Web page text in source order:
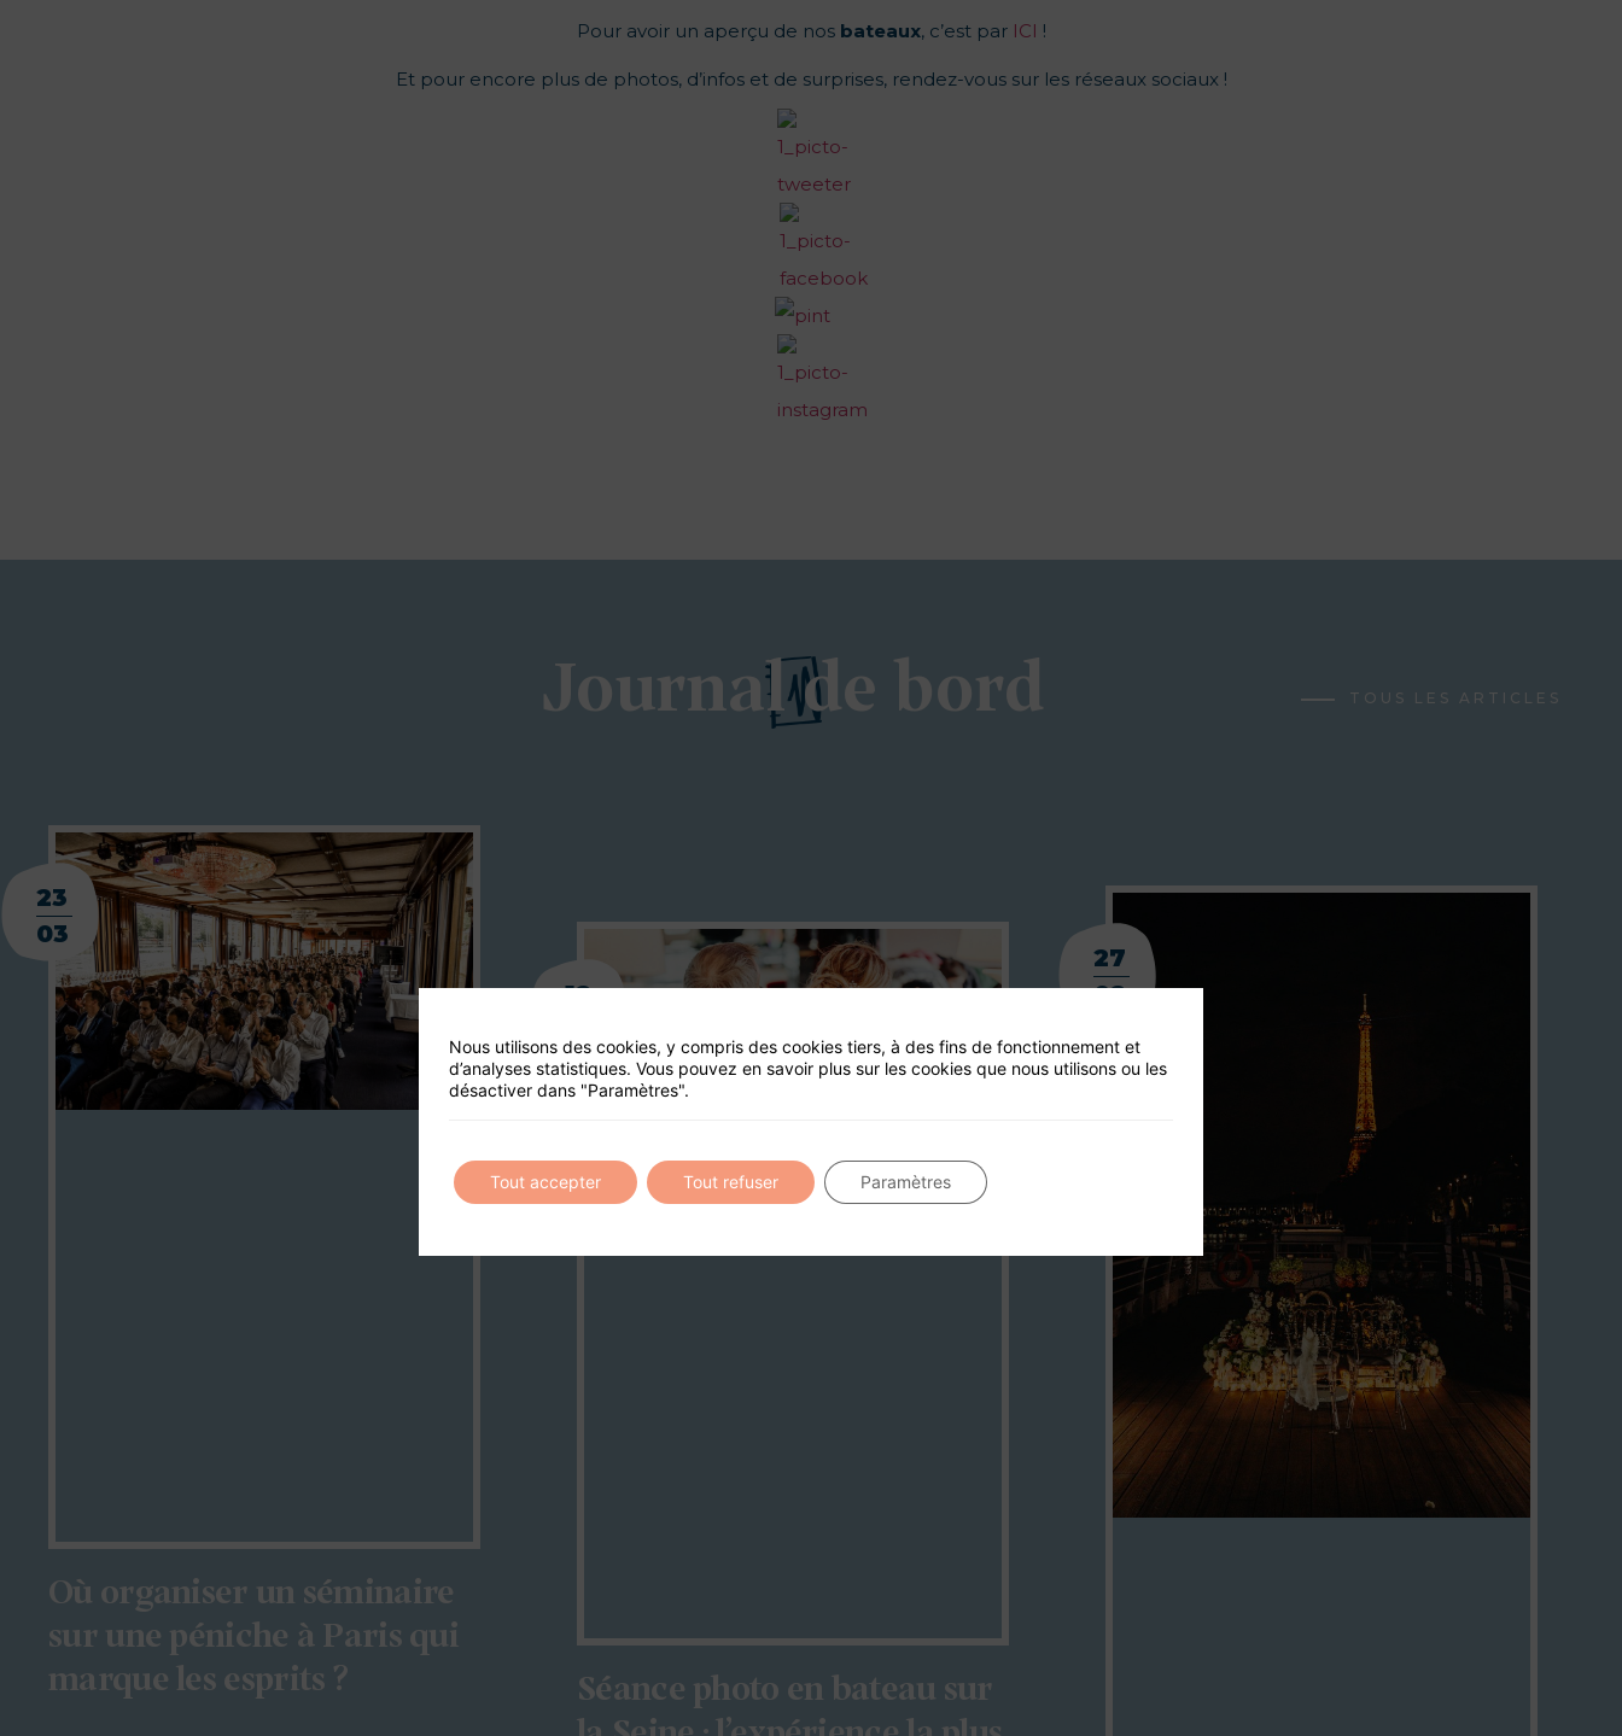
Pour avoir un aperçu de nos bateaux, c’est parICI !
Et pour encore plus de photos, d’infos et de surprises, rendez-vous sur les réseaux sociaux !
Journal de bord TOUS LES ARTICLES
Où organiser un séminaire
sur une péniche à Paris qui
marque les esprits ?
23
03
Séance photo en bateau sur
12
27
02
Nous utilisons des cookies, y compris des cookies tiers, à des fins de fonctionnement et
d’analyses statistiques. Vous pouvez en savoir plus sur les cookies que nous utilisons ou les
désactiver dans "Paramètres".
Tout accepter Tout refuser Paramètres